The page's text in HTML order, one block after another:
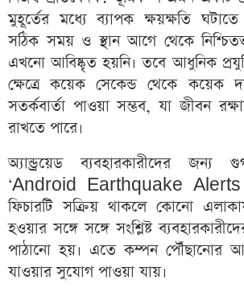
মুহূর্তের মধ্যে ব্যাপক ক্ষয়ক্ষতি
সঠিক সময় ও স্থান আগে থেকে
এখনো আবিষ্কৃত হয়নি। তবে আধুনিক
ক্ষেত্রে কয়েক সেকেন্ড থেকে কয়েক
সতর্কবার্তা পাওয়া সম্ভব, যা জীবন
রাখতে পারে।
অ্যান্ড্রয়েড ব্যবহারকারীদের
‘Android Earthquake
ফিচারটি সক্রিয় থাকলে কোনো
হওয়ার সঙ্গে সঙ্গে সংশ্লিষ্ট
পাঠানো হয়। এতে কম্পন পৌঁছানোর
যাওয়ার সুযোগ পাওয়া যায়।